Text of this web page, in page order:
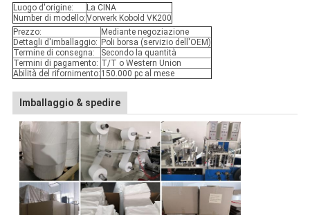
Luogo d'origine:
La CINA
Number di modello:Vorwerk Kobold VK200
Prezzo:
Mediante negoziazione
Dettagli d'imballaggio: Poli borsa (servizio dell'OEM)
Termine di consegna:
Secondo la quantità
Termini di pagamento: T/T o Western Union
Abilità del rifornimento: 150.000 pc al mese
Imballaggio & spedire